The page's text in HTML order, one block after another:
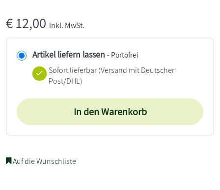
€12,00 inkl. MwSt.
Artikel liefern lassen - Portofrei
Sofort lieferbar(Versand mit Deutscher
Post/DHL)
In den Warenkorb
Auf die Wunschliste